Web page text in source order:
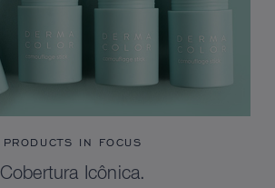
PRODUCTS IN FOCUS
Cobertura Icônica.